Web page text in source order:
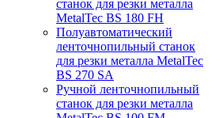
станок для резки металла
MetalTec BS 180 FH
Полуавтоматический
ленточнопильный станок
для резки металла MetalTec
BS 270 SA
Ручной ленточнопильный
станок для резки металла